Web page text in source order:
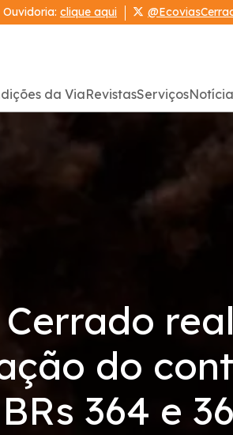
Ouvidoria: clique aqui
da ViaRevistasServiços
do
364 e